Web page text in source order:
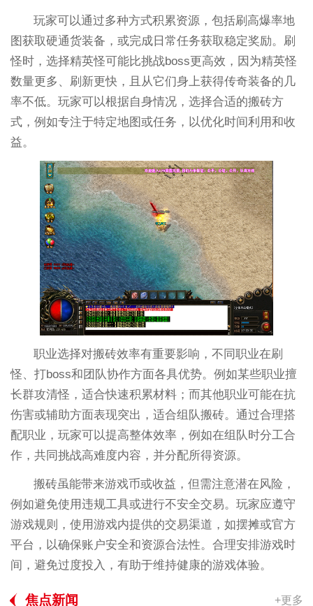
玩家可以通过多种方式积累资源，包括刷高爆率地
图获取硬通货装备，或完成日常任务获取稳定奖励。刷
怪时，选择精英怪可能比挑战boss更高效，因为精英怪
数量更多、刷新更快，且从它们身上获得传奇装备的几
率不低。玩家可以根据自身情况，选择合适的搬砖方
式，例如专注于特定地图或任务，以优化时间利用和收
益。
职业选择对搬砖效率有重要影响，不同职业在刷
怪、打boss和团队协作方面各具优势。例如某些职业擅
长群攻清怪，适合快速积累材料；而其他职业可能在抗
伤害或辅助方面表现突出，适合组队搬砖。通过合理搭
配职业，玩家可以提高整体效率，例如在组队时分工合
作，共同挑战高难度内容，并分配所得资源。
搬砖虽能带来游戏币或收益，但需注意潜在风险，
例如避免使用违规工具或进行不安全交易。玩家应遵守
游戏规则，使用游戏内提供的交易渠道，如摆摊或官方
平台，以确保账户安全和资源合法性。合理安排游戏时
间，避免过度投入，有助于维持健康的游戏体验。
焦点新闻 +更多